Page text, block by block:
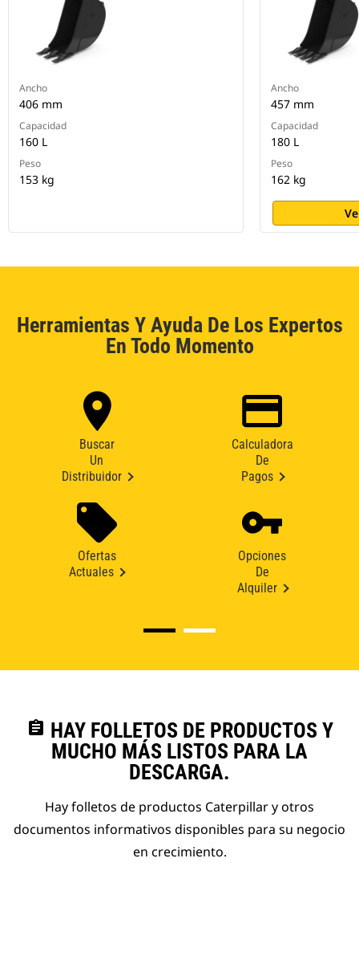
Ancho
406 mm
Capacidad
160 L
Peso
153 kg
Ancho
457 mm
Capacidad
180 L
Peso
162 kg
Herramientas Y Ayuda De Los Expertos
En Todo Momento
Buscar
Un
Distribuidor
Calculadora
De
Pagos
Ofertas
Actuales
Opciones
De
Alquiler
assignment HAY FOLLETOS DE PRODUCTOS Y
MUCHO MÁS LISTOS PARA LA
DESCARGA.
Hay folletos de productos Caterpillar y otros
documentos informativos disponibles para su negocio
en crecimiento.